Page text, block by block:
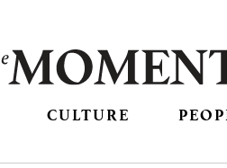
CULTURE